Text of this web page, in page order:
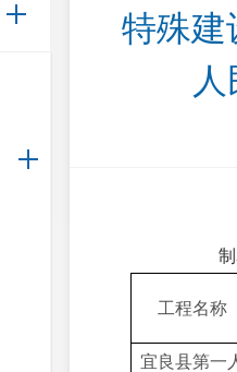
特殊建
工程名称
宜良县第一